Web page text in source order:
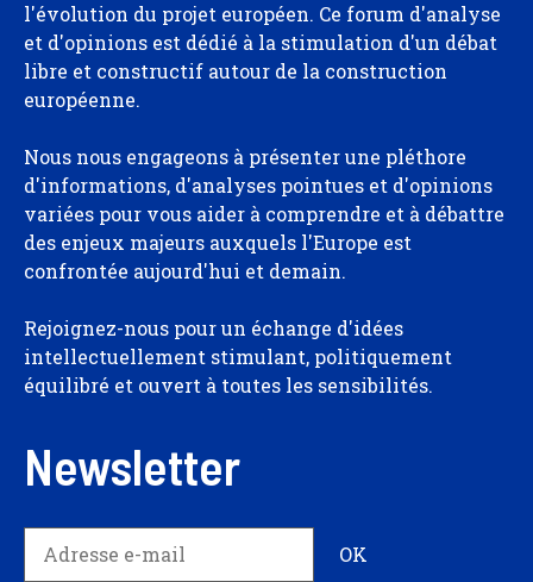
l'évolution du projet européen. Ce forum d'analyse
et d'opinions est dédié à la stimulation d'un débat
libre et constructif autour de la construction
européenne.
Nous nous engageons à présenter une pléthore
d'informations, d'analyses pointues et d'opinions
variées pour vous aider à comprendre et à débattre
des enjeux majeurs auxquels l'Europe est
confrontée aujourd'hui et demain.
Rejoignez-nous pour un échange d'idées
intellectuellement stimulant, politiquement
équilibré et ouvert à toutes les sensibilités.
Newsletter